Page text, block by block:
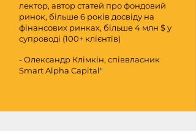
лектор, автор статей про фондовий
ринок, більше 6 років досвіду на
фінансових ринках, більше 4 млн $ у
супроводі (100+ клієнтів)
- Олександр Клімкін, співвласник
Smart Alpha Capital"